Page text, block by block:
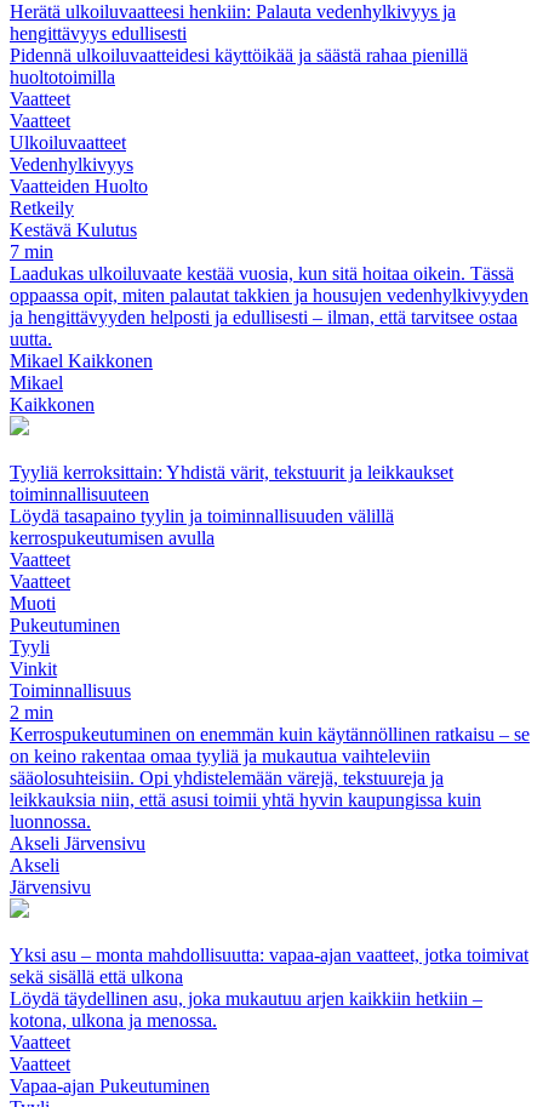
Herätä ulkoiluvaatteesi henkiin: Palauta vedenhylkivyys ja
hengittävyys edullisesti
Pidennä ulkoiluvaatteidesi käyttöikää ja säästä rahaa pienillä
huoltotoimilla
Vaatteet
Vaatteet
Ulkoiluvaatteet
Vedenhylkivyys
Vaatteiden Huolto
Retkeily
Kestävä Kulutus
7 min
Laadukas ulkoiluvaate kestää vuosia, kun sitä hoitaa oikein. Tässä
oppaassa opit, miten palautat takkien ja housujen vedenhylkivyyden
ja hengittävyyden helposti ja edullisesti – ilman, että tarvitsee ostaa
uutta.
Mikael Kaikkonen
Mikael
Kaikkonen
Tyyliä kerroksittain: Yhdistä värit, tekstuurit ja leikkaukset
toiminnallisuuteen
Löydä tasapaino tyylin ja toiminnallisuuden välillä
kerrospukeutumisen avulla
Vaatteet
Vaatteet
Muoti
Pukeutuminen
Tyyli
Vinkit
Toiminnallisuus
2 min
Kerrospukeutuminen on enemmän kuin käytännöllinen ratkaisu – se
on keino rakentaa omaa tyyliä ja mukautua vaihteleviin
sääolosuhteisiin. Opi yhdistelemään värejä, tekstuureja ja
leikkauksia niin, että asusi toimii yhtä hyvin kaupungissa kuin
luonnossa.
Akseli Järvensivu
Akseli
Järvensivu
Yksi asu – monta mahdollisuutta: vapaa-ajan vaatteet, jotka toimivat
sekä sisällä että ulkona
Löydä täydellinen asu, joka mukautuu arjen kaikkiin hetkiin –
kotona, ulkona ja menossa.
Vaatteet
Vaatteet
Vapaa-ajan Pukeutuminen